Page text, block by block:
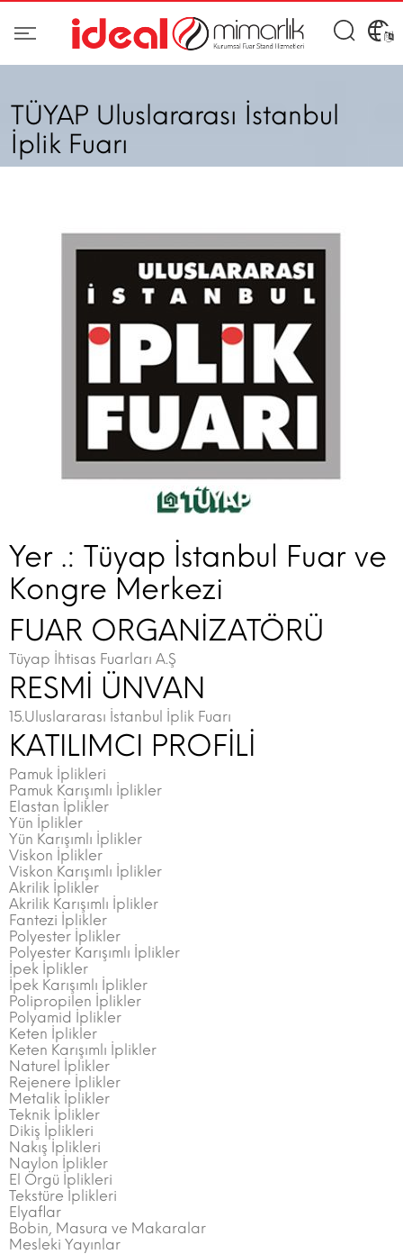
TÜYAP Uluslararası İstanbul
İplik Fuarı
Yer .: Tüyap İstanbul Fuar ve
Kongre Merkezi
FUAR ORGANİZATÖRÜ
Tüyap İhtisas Fuarları A.Ş
RESMİ ÜNVAN
15.Uluslararası İstanbul İplik Fuarı
KATILIMCI PROFİLİ
Pamuk İplikleri
Pamuk Karışımlı İplikler
Elastan İplikler
Yün İplikler
Yün Karışımlı İplikler
Viskon İplikler
Viskon Karışımlı İplikler
Akrilik İplikler
Akrilik Karışımlı İplikler
Fantezi İplikler
Polyester İplikler
Polyester Karışımlı İplikler
İpek İplikler
İpek Karışımlı İplikler
Polipropilen İplikler
Polyamid İplikler
Keten İplikler
Keten Karışımlı İplikler
Naturel İplikler
Rejenere İplikler
Metalik İplikler
Teknik İplikler
Dikiş İplikleri
Nakış İplikleri
Naylon İplikler
El Örgü İplikleri
Tekstüre İplikleri
Elyaflar
Bobin, Masura ve Makaralar
Mesleki Yayınlar